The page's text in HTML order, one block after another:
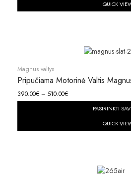
QUICK
Magnus valtys
Pripučiama Motorinė Valtis
390.00€ – 510.00€
PASIRINKTI
QUICK